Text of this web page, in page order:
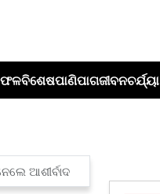
ବିଶେଷପାଣିପାଗଜୀବନଚର୍ଯ୍ୟା
ଆଶୀର୍ବାଦ